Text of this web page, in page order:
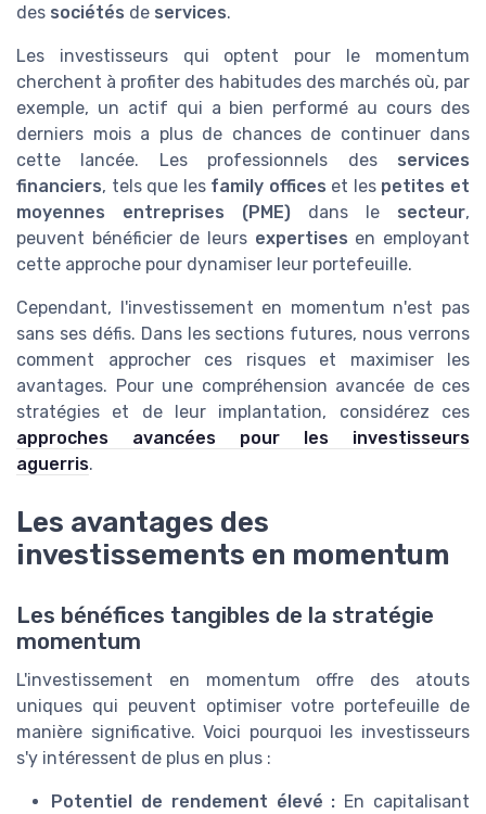
des sociétés de services.
Les investisseurs qui optent pour le momentum
cherchent à profiter des habitudes des marchés où, par
exemple, un actif qui a bien performé au cours des
derniers mois a plus de chances de continuer dans
cette lancée. Les professionnels des services
financiers, tels que les family offices et les petites et
moyennes entreprises (PME) dans le secteur,
peuvent bénéficier de leurs expertises en employant
cette approche pour dynamiser leur portefeuille.
Cependant, l'investissement en momentum n'est pas
sans ses défis. Dans les sections futures, nous verrons
comment approcher ces risques et maximiser les
avantages. Pour une compréhension avancée de ces
stratégies et de leur implantation, considérez ces
approches avancées pour les investisseurs
aguerris.
Les avantages des
investissements en momentum
Les bénéfices tangibles de la stratégie
momentum
L'investissement en momentum offre des atouts
uniques qui peuvent optimiser votre portefeuille de
manière significative. Voici pourquoi les investisseurs
s'y intéressent de plus en plus :
Potentiel de rendement élevé : En capitalisant